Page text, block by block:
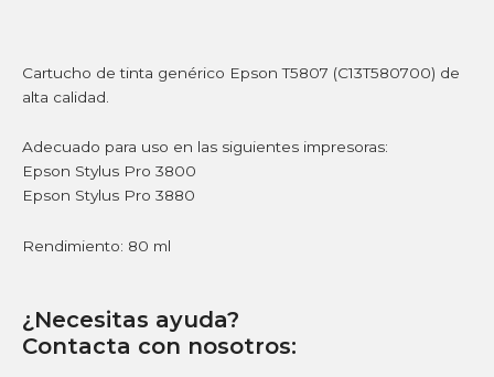
Cartucho de tinta genérico Epson T5807 (C13T580700) de
alta calidad.
Adecuado para uso en las siguientes impresoras:
Epson Stylus Pro 3800
Epson Stylus Pro 3880
Rendimiento: 80 ml
¿Necesitas ayuda?
Contacta con nosotros: